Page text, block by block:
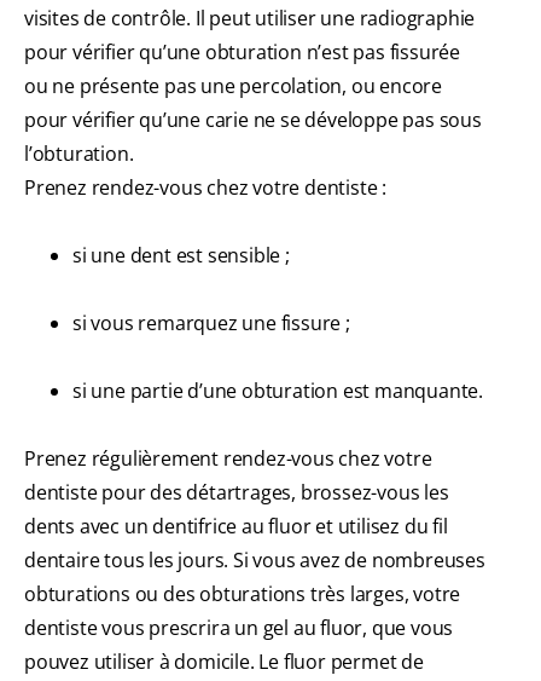
visites de contrôle. Il peut utiliser une radiographie
pour vérifier qu’une obturation n’est pas fissurée
ou ne présente pas une percolation, ou encore
pour vérifier qu’une carie ne se développe pas sous
l’obturation.
Prenez rendez-vous chez votre dentiste :
si une dent est sensible ;
si vous remarquez une fissure ;
si une partie d’une obturation est manquante.
Prenez régulièrement rendez-vous chez votre
dentiste pour des détartrages, brossez-vous les
dents avec un dentifrice au fluor et utilisez du fil
dentaire tous les jours. Si vous avez de nombreuses
obturations ou des obturations très larges, votre
dentiste vous prescrira un gel au fluor, que vous
pouvez utiliser à domicile. Le fluor permet de